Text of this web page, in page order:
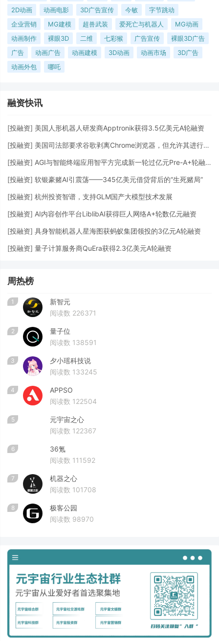
2D动画
动画电影 3D广告宣传 今敏
字节跳动
企业营销
MG建模 超兽武装 爱死亡与机器人
MG动画
动画制作
裸眼3D 二维 七彩猴 广告宣传
裸眼3D广告
广告
动画广告 动画建模 3D动画 动画市场
3D广告
动画外包
哪吒
融资快讯
[投融资] 美国人形机器人研发商Apptronik获得3.5亿美元A轮融资
[投融资] 美国司法部要求谷歌剥离Chrome浏览器，但允许其进行AI投资
[投融资] AGI与智能终端应用智平方完成新一轮过亿元Pre-A+轮融资
[投融资] 软银豪赌AI引震荡——345亿美元借贷背后的“生死赌局”
[投融资] 杭州投资智谱，支持GLM国产大模型技术发展
[投融资] AI内容创作平台LiblibAI获得巨人网络A+轮数亿元融资
[投融资] 具身智能机器人星海图获蚂蚁集团领投的3亿元A轮融资
[投融资] 量子计算服务商QuEra获得2.3亿美元A轮融资
周热榜
1
新智元
阅读数 226371
2
量子位
阅读数 138591
3
夕小瑶科技说
阅读数 133245
4
APPSO
阅读数 122504
5
元宇宙之心
阅读数 122367
6
36氪
阅读数 111592
7
机器之心
阅读数 101708
8
极客公园
阅读数 98970